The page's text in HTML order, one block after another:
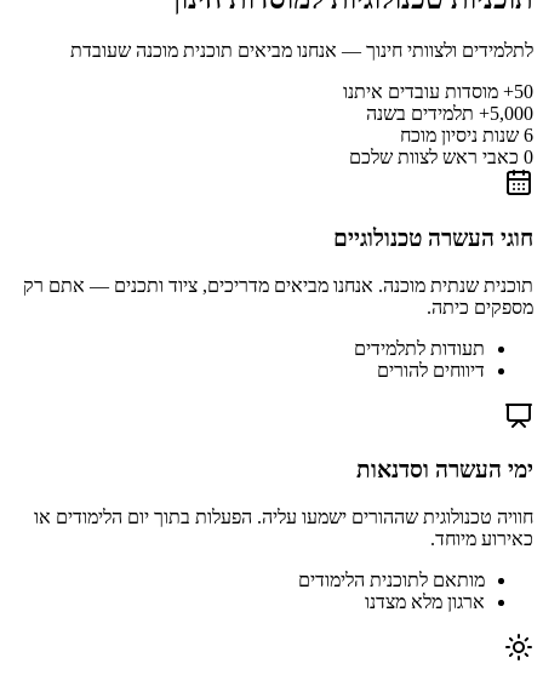
לתלמידים ולצוותי חינוך — אנחנו מביאים תוכנית מוכנה שעובדת
50+
מוסדות עובדים איתנו
5,000+
תלמידים בשנה
6 שנות ניסיון מוכח
0 כאבי ראש לצוות שלכם
חוגי העשרה טכנולוגיים
תוכנית שנתית מוכנה. אנחנו מביאים מדריכים, ציוד ותכנים — אתם רק
מספקים כיתה.
תעודות לתלמידים
דיווחים להורים
ימי העשרה וסדנאות
חוויה טכנולוגית שההורים ישמעו עליה. הפעלות בתוך יום הלימודים או
כאירוע מיוחד.
מותאם לתוכנית הלימודים
ארגון מלא מצדנו